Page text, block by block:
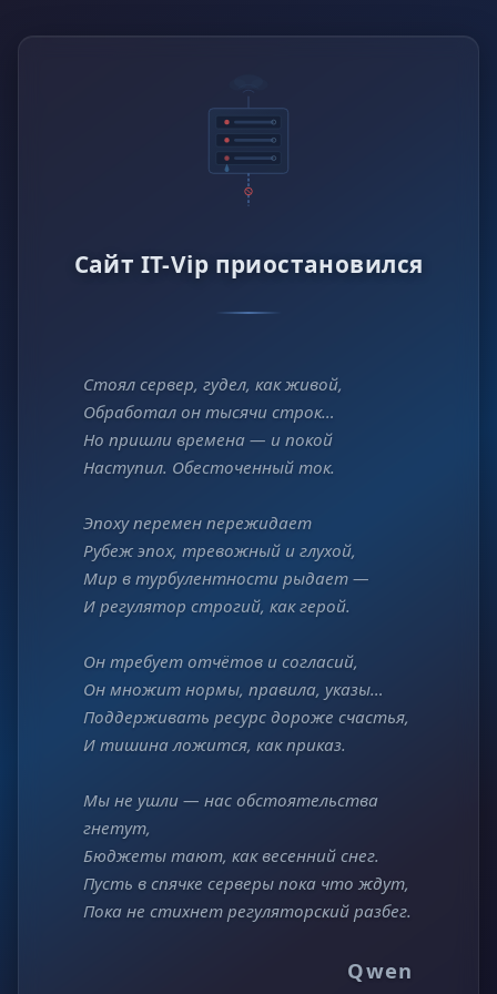
Сайт IT-Vip приостановился
Стоял сервер, гудел, как живой,
Обработал он тысячи строк…
Но пришли времена — и покой
Наступил. Обесточенный ток.
Эпоху перемен пережидает
Рубеж эпох, тревожный и глухой,
Мир в турбулентности рыдает —
И регулятор строгий, как герой.
Он требует отчётов и согласий,
Он множит нормы, правила, указы…
Поддерживать ресурс дороже счастья,
И тишина ложится, как приказ.
Мы не ушли — нас обстоятельства
гнетут,
Бюджеты тают, как весенний снег.
Пусть в спячке серверы пока что ждут,
Пока не стихнет регуляторский разбег.
Qwen